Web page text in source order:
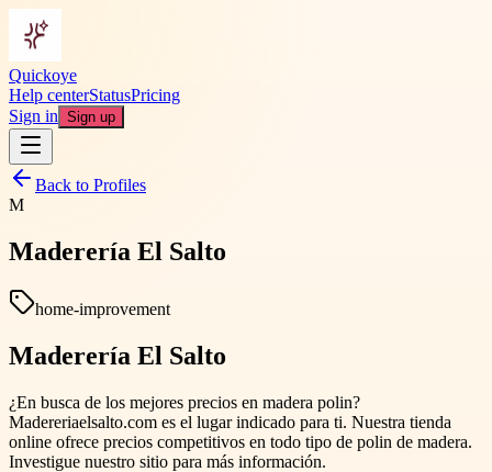
Quickoye
Help centerStatusPricing
Sign in Sign up
Back to Profiles
M
Maderería El Salto
home-improvement
Maderería El Salto
¿En busca de los mejores precios en madera polin?
Madereriaelsalto.com es el lugar indicado para ti. Nuestra tienda
online ofrece precios competitivos en todo tipo de polin de madera.
Investigue nuestro sitio para más información.